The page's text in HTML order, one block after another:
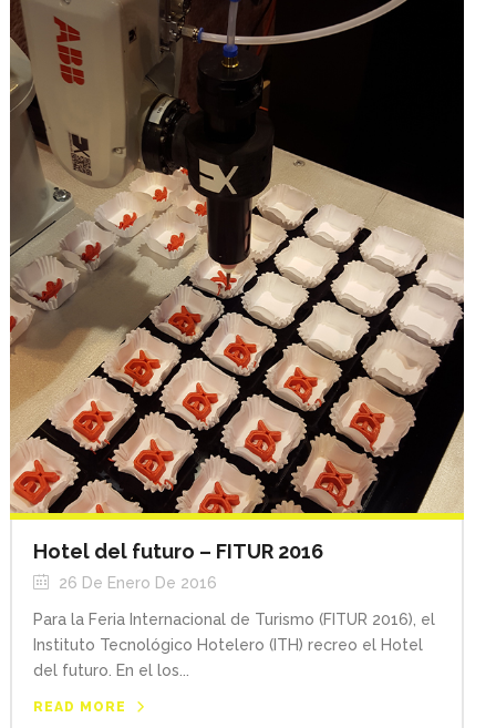
Hotel del futuro – FITUR 2016
26 De Enero De 2016
Para la Feria Internacional de Turismo (FITUR 2016), el
Instituto Tecnológico Hotelero (ITH) recreo el Hotel
del futuro. En el los...
READ MORE